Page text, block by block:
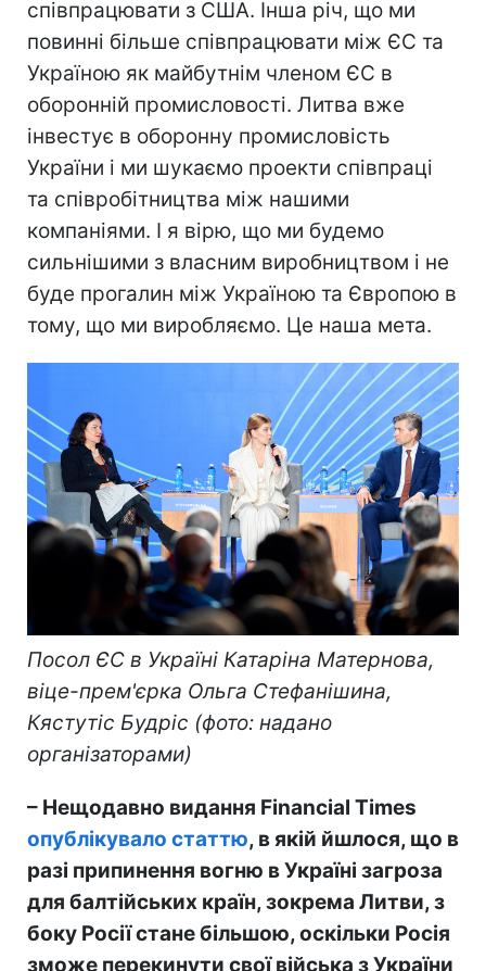
співпрацювати з США. Інша річ, що ми
повинні більше співпрацювати між ЄС та
Україною як майбутнім членом ЄС в
оборонній промисловості. Литва вже
інвестує в оборонну промисловість
України і ми шукаємо проекти співпраці
та співробітництва між нашими
компаніями. І я вірю, що ми будемо
сильнішими з власним виробництвом і не
буде прогалин між Україною та Європою в
тому, що ми виробляємо. Це наша мета.
Посол ЄС в Україні Катаріна Матернова,
віце-прем'єрка Ольга Стефанішина,
Кястутіс Будріс (фото: надано
організаторами)
– Нещодавно видання Financial Times
опублікувало статтю, в якій йшлося, що в
разі припинення вогню в Україні загроза
для балтійських країн, зокрема Литви, з
боку Росії стане більшою, оскільки Росія
зможе перекинути свої війська з України